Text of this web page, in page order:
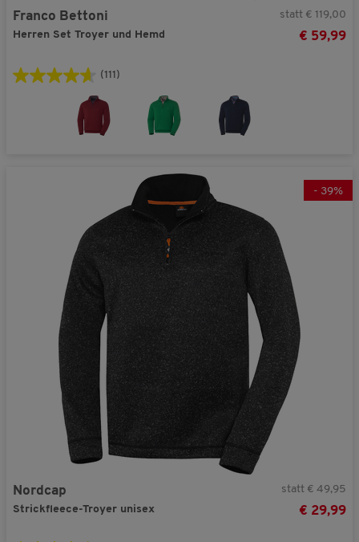
Franco Bettoni
Herren Set Troyer und Hemd
statt € 119,00
€ 59,99
(111)
- 39%
Nordcap
Strickfleece-Troyer unisex
statt € 49,95
€ 29,99